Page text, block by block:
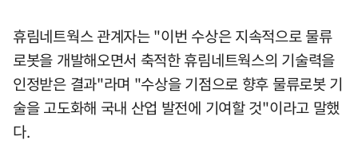
휴림네트웍스 관계자는 "이번 수상은 지속적으로 물류
로봇을 개발해오면서 축적한 휴림네트웍스의 기술력을
인정받은 결과"라며 "수상을 기점으로 향후 물류로봇 기
술을 고도화해 국내 산업 발전에 기여할 것"이라고 말했
다.